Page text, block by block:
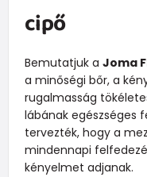
cipő
Bemutatjuk a Joma
a minőségi bőr, a
rugalmasság
lábának egészséges
tervezték, hogy a
mindennapi
kényelmet adjanak.